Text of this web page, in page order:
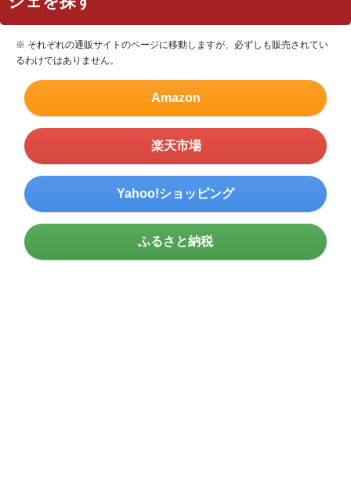
※ それぞれの通販サイトのページに移動しますが、必ずしも販売されてい
るわけではありません。
Amazon
楽天市場
Yahoo!ショッピング
ふるさと納税